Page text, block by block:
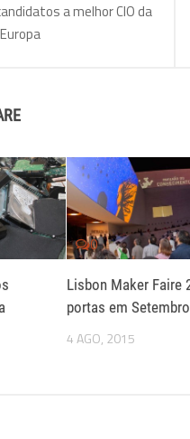
a melhor CIO da
Europa
0
Lisbon Maker Faire
portas em Setembro
4 AGO, 2015